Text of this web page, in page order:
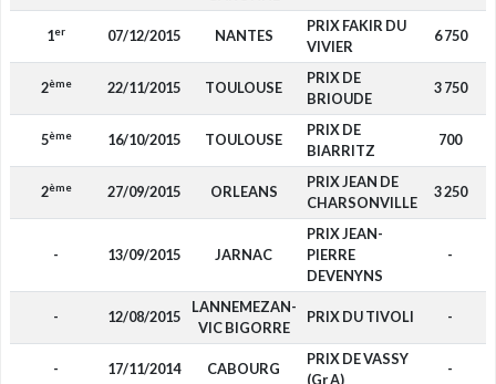
1er 07/12/2015 NANTES
PRIX FAKIR DU
VIVIER
6 750
2ème 22/11/2015 TOULOUSE
PRIX DE
BRIOUDE
3 750
5ème 16/10/2015 TOULOUSE
PRIX DE
BIARRITZ
700
2ème 27/09/2015 ORLEANS
PRIX JEAN DE
CHARSONVILLE
3 250
- 13/09/2015 JARNAC
PRIX JEAN-
PIERRE
DEVENYNS
-
- 12/08/2015
LANNEMEZAN-
VIC BIGORRE
PRIX DU TIVOLI -
- 17/11/2014 CABOURG
PRIX DE VASSY
(Gr A)
-